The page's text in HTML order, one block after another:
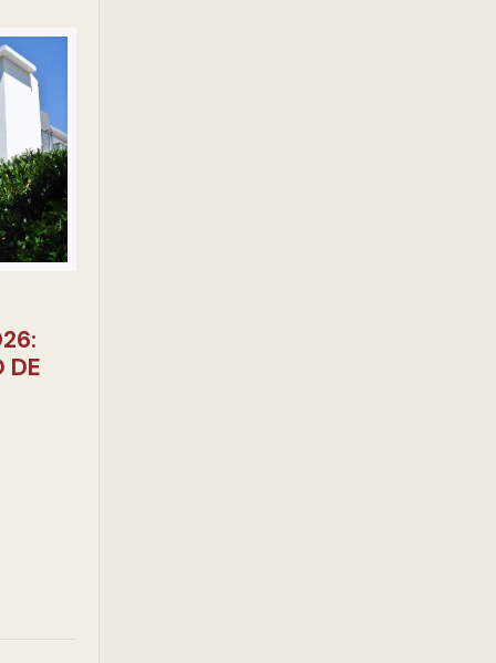
DE